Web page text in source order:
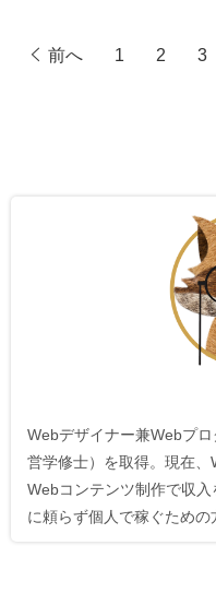
前へ 1 2 3
Webデザイナー兼Webプ
営学修士）を取得。現在、
Webコンテンツ制作で収
に頼らず個人で稼ぐための